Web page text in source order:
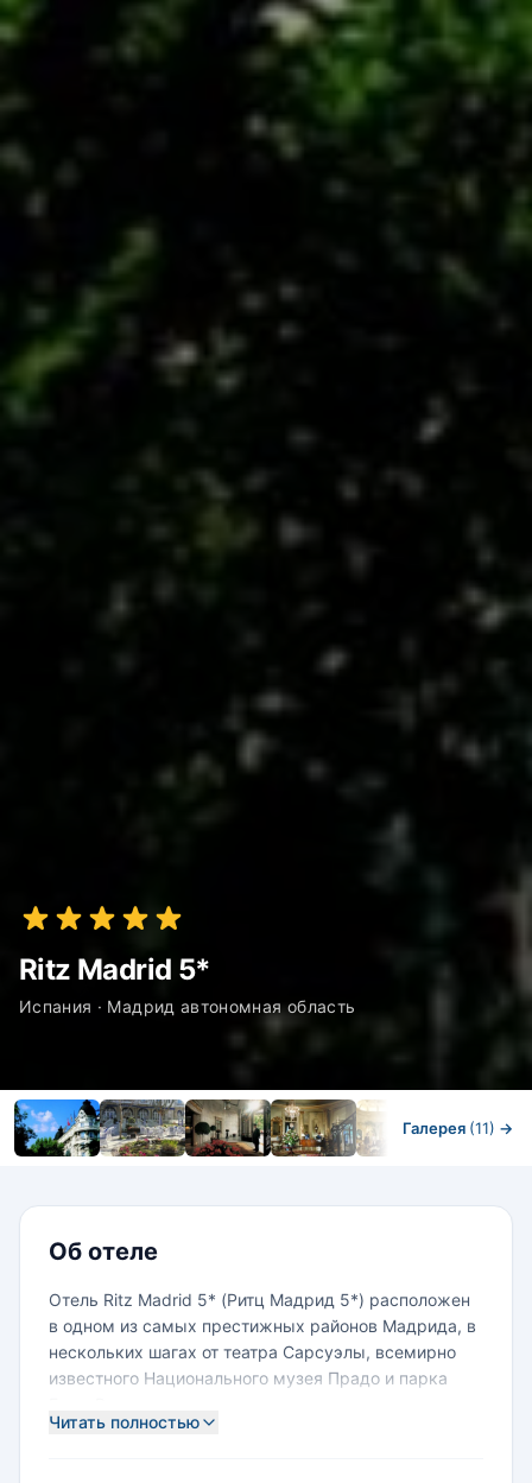
Ritz Madrid 5*
Испания · Мадрид автономная область
Галерея (11) →
Об отеле
Отель Ritz Madrid 5* (Ритц Мадрид 5*) расположен
в одном из самых престижных районов Мадрида, в
нескольких шагах от театра Сарсуэлы, всемирно
известного Национального музея Прадо и парка
Читать полностью